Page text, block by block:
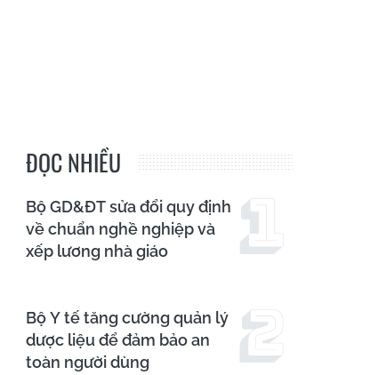
ĐỌC NHIỀU
Bộ GD&ĐT sửa đổi quy định
về chuẩn nghề nghiệp và
xếp lương nhà giáo
Bộ Y tế tăng cường quản lý
dược liệu để đảm bảo an
toàn người dùng